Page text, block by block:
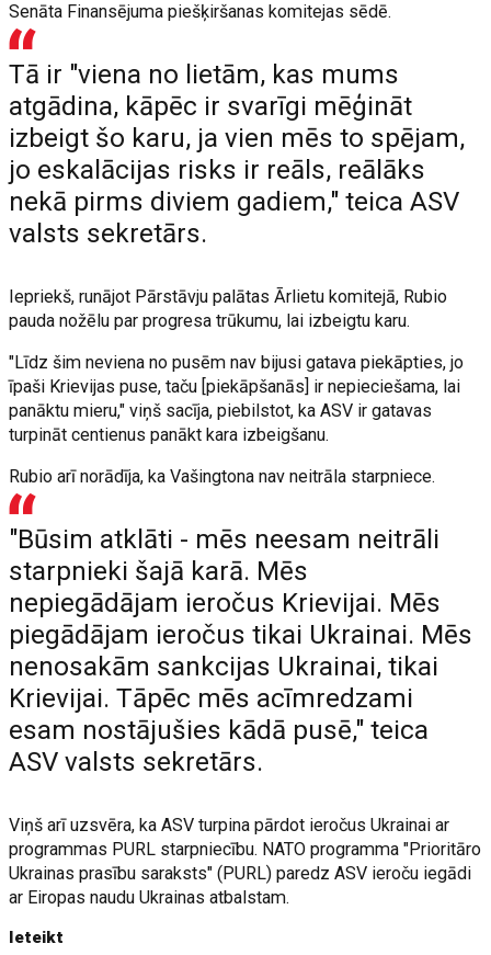
Senāta Finansējuma piešķiršanas komitejas sēdē.
Tā ir "viena no lietām, kas mums
atgādina, kāpēc ir svarīgi mēģināt
izbeigt šo karu, ja vien mēs to spējam,
jo eskalācijas risks ir reāls, reālāks
nekā pirms diviem gadiem," teica ASV
valsts sekretārs.
Iepriekš, runājot Pārstāvju palātas Ārlietu komitejā, Rubio
pauda nožēlu par progresa trūkumu, lai izbeigtu karu.
"Līdz šim neviena no pusēm nav bijusi gatava piekāpties, jo
īpaši Krievijas puse, taču [piekāpšanās] ir nepieciešama, lai
panāktu mieru," viņš sacīja, piebilstot, ka ASV ir gatavas
turpināt centienus panākt kara izbeigšanu.
Rubio arī norādīja, ka Vašingtona nav neitrāla starpniece.
"Būsim atklāti - mēs neesam neitrāli
starpnieki šajā karā. Mēs
nepiegādājam ieročus Krievijai. Mēs
piegādājam ieročus tikai Ukrainai. Mēs
nenosakām sankcijas Ukrainai, tikai
Krievijai. Tāpēc mēs acīmredzami
esam nostājušies kādā pusē," teica
ASV valsts sekretārs.
Viņš arī uzsvēra, ka ASV turpina pārdot ieročus Ukrainai ar
programmas PURL starpniecību. NATO programma "Prioritāro
Ukrainas prasību saraksts" (PURL) paredz ASV ieroču iegādi
ar Eiropas naudu Ukrainas atbalstam.
Ieteikt